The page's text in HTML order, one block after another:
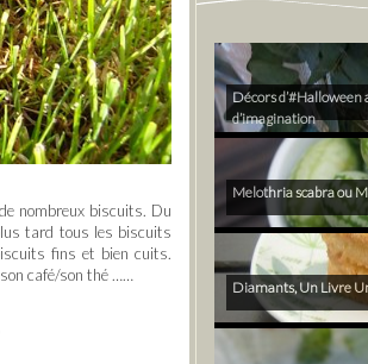
nombreux biscuits. Du
tard tous les biscuits
fins et bien cuits.
café/son thé ……
Décors
d’imagination
Melothria scabra ou
Diamants, Un Livre